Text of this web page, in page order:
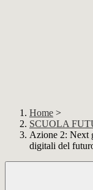
Home >
SCUOLA
Azione 2: Next
digitali del